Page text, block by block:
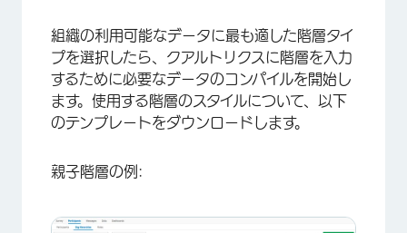
組織の利用可能なデータに最も適した階層タイ
プを選択したら、クアルトリクスに階層を入力
するために必要なデータのコンパイルを開始し
ます。使用する階層のスタイルについて、以下
のテンプレートをダウンロードします。
親子階層の例: